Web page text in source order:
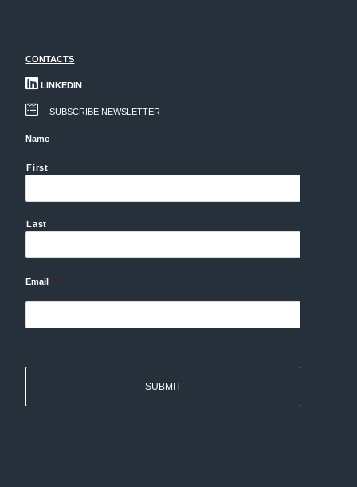
CONTACTS
LINKEDIN
SUBSCRIBE NEWSLETTER
Name
First
Last
Email *